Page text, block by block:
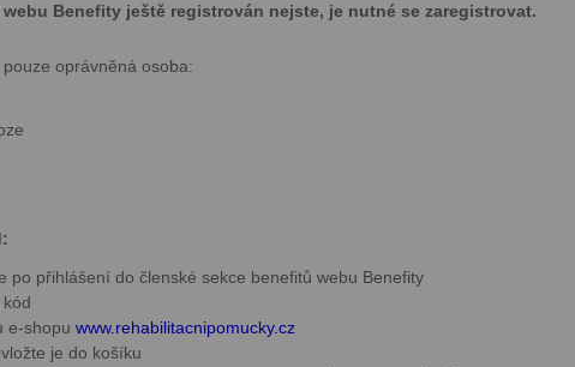
Benefity ještě registrován nejste, je nutné se zaregistrovat.
oprávněná osoba:
po přihlášení do členské sekce benefitů webu Benefity
e-shopu www.rehabilitacnipomucky.cz
je do košíku